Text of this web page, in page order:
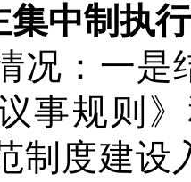
集中制执
况： 一是
事规则
制度建